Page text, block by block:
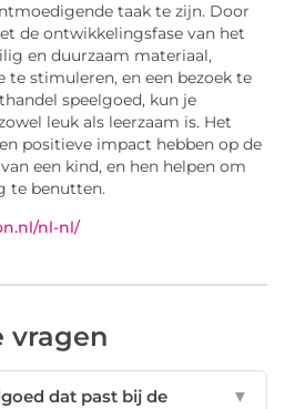
taak te zijn. Door
de ontwikkelingsfase van het
en duurzaam materiaal,
stimuleren, en een bezoek te
speelgoed, kun je
leuk als leerzaam is. Het
positieve impact hebben op de
een kind, en hen helpen om
te benutten.
nl-nl/
vragen
dat past bij de
▼